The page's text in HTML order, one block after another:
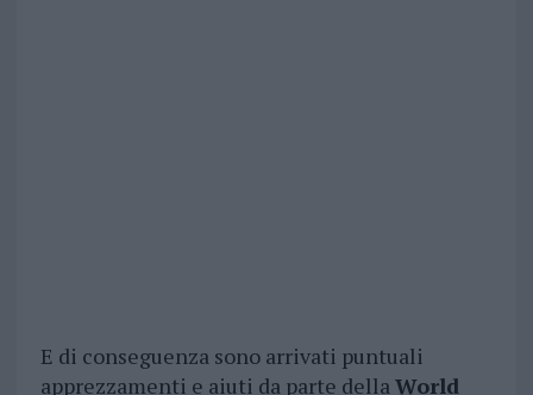
E di conseguenza sono arrivati puntuali
apprezzamenti e aiuti da parte dellaWorld